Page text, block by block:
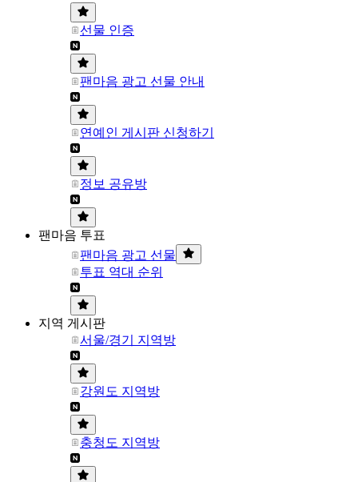
선물 인증
팬마음 광고 선물 안내
연예인 게시판 신청하기
정보 공유방
팬마음 투표
팬마음 광고 선물
투표 역대 순위
지역 게시판
서울/경기 지역방
강원도 지역방
충청도 지역방